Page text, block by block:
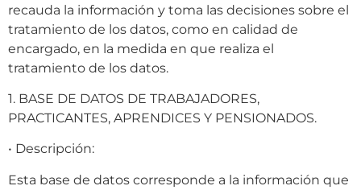
recauda la información y toma las decisiones sobre el
tratamiento de los datos, como en calidad de
encargado, en la medida en que realiza el
tratamiento de los datos.
1. BASE DE DATOS DE TRABAJADORES,
PRACTICANTES, APRENDICES Y PENSIONADOS.
• Descripción:
Esta base de datos corresponde a la información que